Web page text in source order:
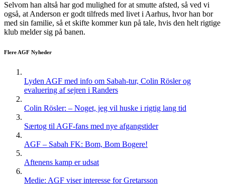
Selvom han altså har god mulighed for at smutte afsted, så ved vi
også, at Anderson er godt tilfreds med livet i Aarhus, hvor han bor
med sin familie, så et skifte kommer kun på tale, hvis den helt rigtige
klub melder sig på banen.
Flere AGF Nyheder
Lyden AGF med info om Sabah-tur, Colin Rösler og
evaluering af sejren i Randers
Colin Rösler: – Noget, jeg vil huske i rigtig lang tid
Særtog til AGF-fans med nye afgangstider
AGF – Sabah FK: Bom, Bom Bogere!
Aftenens kamp er udsat
Medie: AGF viser interesse for Gretarsson